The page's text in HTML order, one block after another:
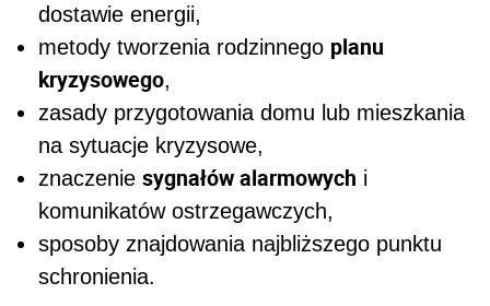
dostawie energii,
metody tworzenia rodzinnego planu
kryzysowego,
zasady przygotowania domu lub mieszkania
na sytuacje kryzysowe,
znaczenie sygnałów alarmowych i
komunikatów ostrzegawczych,
sposoby znajdowania najbliższego punktu
schronienia.